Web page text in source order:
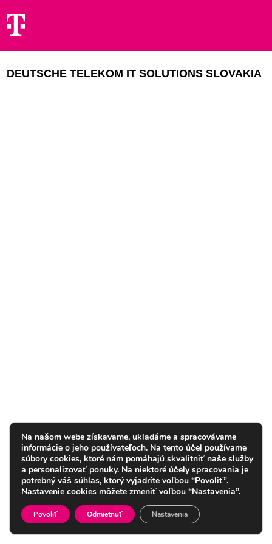
DEUTSCHE TELEKOM IT SOLUTIONS SLOVAKIA
Na našom webe získavame, ukladáme a spracovávame
informácie o jeho používateľoch. Na tento účel používame
súbory cookies, ktoré nám pomáhajú skvalitniť naše služby
a personalizovať ponuky. Na niektoré účely spracovania je
potrebný váš súhlas, ktorý vyjadríte voľbou “Povoliť”.
Nastavenie cookies môžete zmeniť voľbou “Nastavenia”.
Povoliť Odmietnuť Nastavenia